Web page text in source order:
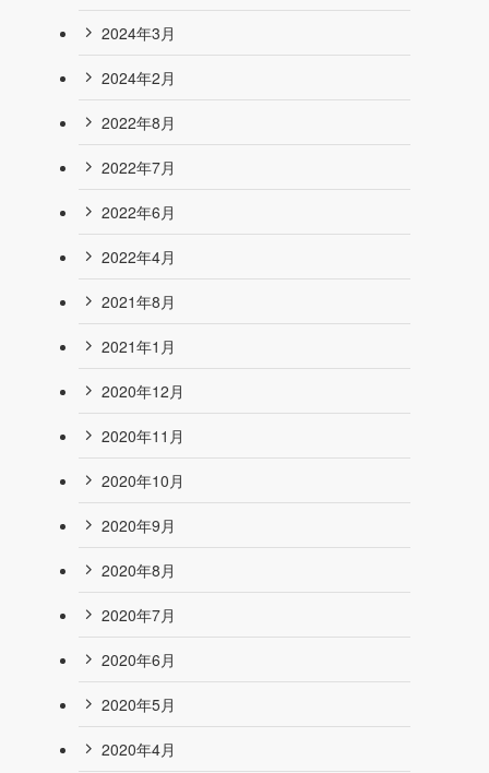
2024年3月
2024年2月
2022年8月
2022年7月
2022年6月
2022年4月
2021年8月
2021年1月
2020年12月
2020年11月
2020年10月
2020年9月
2020年8月
2020年7月
2020年6月
2020年5月
2020年4月